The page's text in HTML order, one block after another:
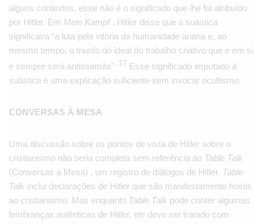
alguns contextos, esse não é o significado que lhe foi atribuído
por Hitler. Em Mein Kampf, Hitler disse que a suástica
significava “a luta pela vitória da humanidade ariana e, ao
mesmo tempo, o triunfo do ideal do trabalho criativo que é em si
e sempre será antissemita” .17 Esse significado imputado à
suástica é uma explicação suficiente sem invocar ocultismo.
CONVERSAS À MESA
Uma discussão sobre os pontos de vista de Hitler sobre o
cristianismo não seria completa sem referência ao Table Talk
(Conversas à Mesa) , um registro de diálogos de Hitler. Table
Talk inclui declarações de Hitler que são manifestamente hostis
ao cristianismo. Mas enquanto Table Talk pode conter algumas
lembranças autênticas de Hitler, ele deve ser tratado com